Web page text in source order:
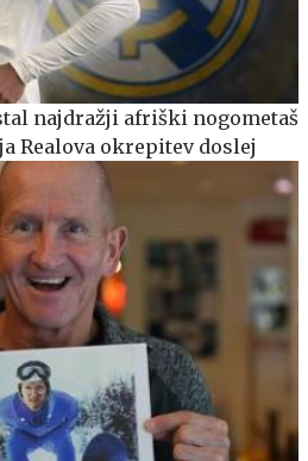
najdražji afriški nogometaš
Realova okrepitev doslej